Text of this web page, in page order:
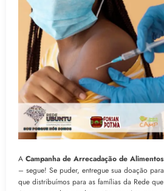
A Campanha de Arrecadação de Alimentos
– segue! Se puder, entregue sua doação
que distribuímos para as famílias da Rede